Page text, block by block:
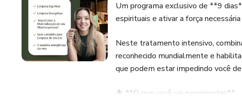
Um programa exclusivo de **9
espirituais e ativar a força
Neste tratamento intensivo,
reconhecido mundialmente e
que podem estar impedindo você
🌟 **O que você vai experienciar:**